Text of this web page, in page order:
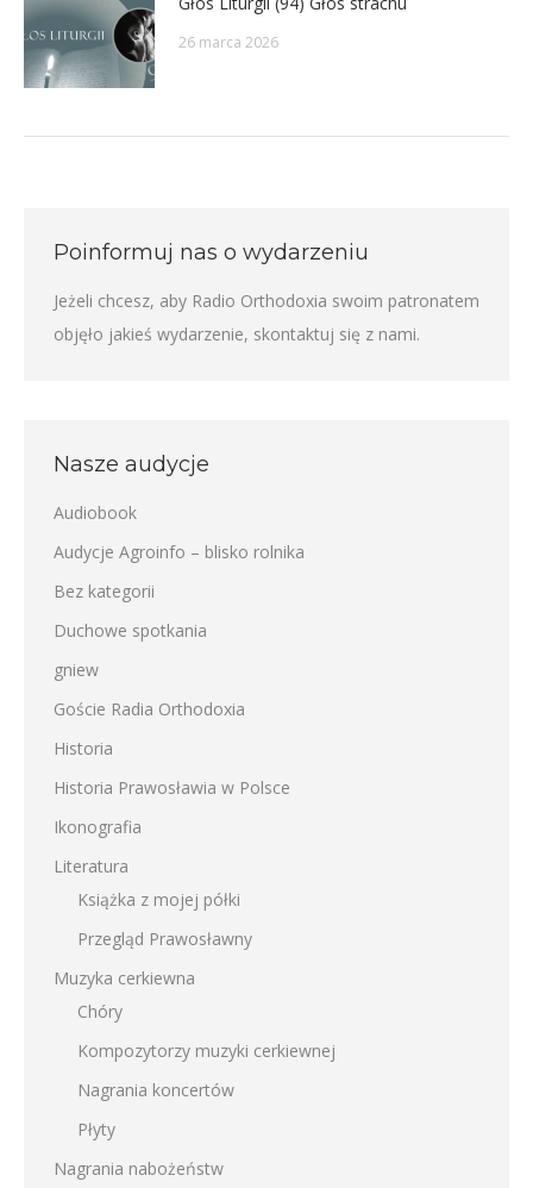
26 marca 2026
Poinformuj nas o wydarzeniu
Jeżeli chcesz, aby Radio Orthodoxia swoim patronatem
objęło jakieś wydarzenie, skontaktuj się z nami.
Nasze audycje
Audiobook
Audycje Agroinfo – blisko rolnika
Bez kategorii
Duchowe spotkania
gniew
Goście Radia Orthodoxia
Historia
Historia Prawosławia w Polsce
Ikonografia
Literatura
Książka z mojej półki
Przegląd Prawosławny
Muzyka cerkiewna
Chóry
Kompozytorzy muzyki cerkiewnej
Nagrania koncertów
Płyty
Nagrania nabożeństw